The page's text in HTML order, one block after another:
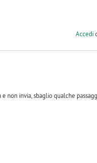
Accedi
non invia, sbaglio qualche